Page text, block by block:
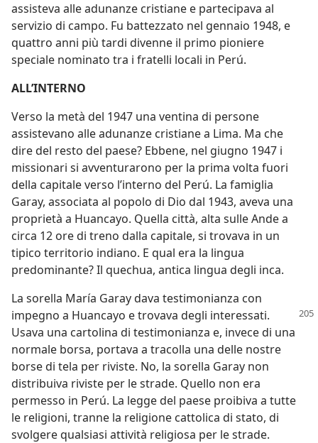
assisteva alle adunanze cristiane e partecipava al
servizio di campo. Fu battezzato nel gennaio 1948, e
quattro anni più tardi divenne il primo pioniere
speciale nominato tra i fratelli locali in Perú.
ALL’INTERNO
Verso la metà del 1947 una ventina di persone
assistevano alle adunanze cristiane a Lima. Ma che
dire del resto del paese? Ebbene, nel giugno 1947 i
missionari si avventurarono per la prima volta fuori
della capitale verso l’interno del Perú. La famiglia
Garay, associata al popolo di Dio dal 1943, aveva una
proprietà a Huancayo. Quella città, alta sulle Ande a
circa 12 ore di treno dalla capitale, si trovava in un
tipico territorio indiano. E qual era la lingua
predominante? Il quechua, antica lingua degli inca.
La sorella María Garay dava testimonianza con
impegno a Huancayo e trovava degli interessati.
Usava una cartolina di testimonianza e, invece di una
normale borsa, portava a tracolla una delle nostre
borse di tela per riviste. No, la sorella Garay non
distribuiva riviste per le strade. Quello non era
permesso in Perú. La legge del paese proibiva a tutte
le religioni, tranne la religione cattolica di stato, di
svolgere qualsiasi attività religiosa per le strade.